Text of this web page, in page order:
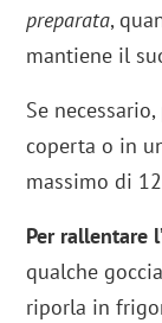
preparata,
mantiene il
Se
coperta o in
massimo di
Per rallentare
qualche
riporla in